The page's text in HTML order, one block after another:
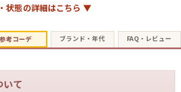
50年代
状態の詳細はこちら ▼
参考コーデ ブランド・年代 FAQ・レビュー
いて